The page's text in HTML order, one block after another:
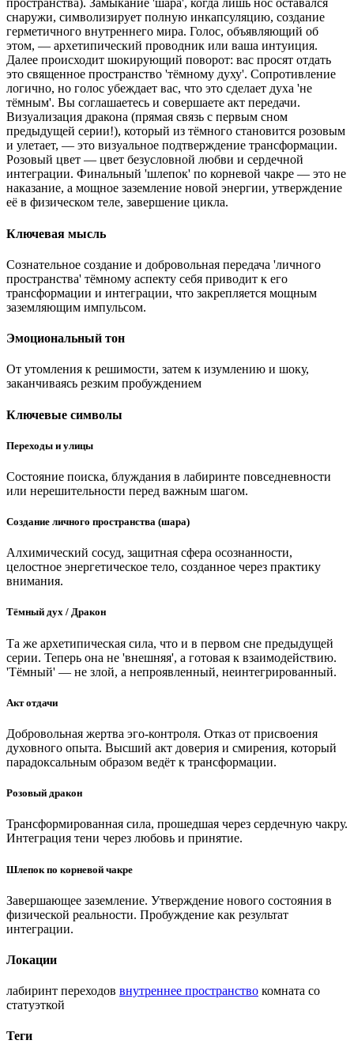
пространства). Замыкание 'шара', когда лишь нос оставался
снаружи, символизирует полную инкапсуляцию, создание
герметичного внутреннего мира. Голос, объявляющий об
этом, — архетипический проводник или ваша интуиция.
Далее происходит шокирующий поворот: вас просят отдать
это священное пространство 'тёмному духу'. Сопротивление
логично, но голос убеждает вас, что это сделает духа 'не
тёмным'. Вы соглашаетесь и совершаете акт передачи.
Визуализация дракона (прямая связь с первым сном
предыдущей серии!), который из тёмного становится розовым
и улетает, — это визуальное подтверждение трансформации.
Розовый цвет — цвет безусловной любви и сердечной
интеграции. Финальный 'шлепок' по корневой чакре — это не
наказание, а мощное заземление новой энергии, утверждение
её в физическом теле, завершение цикла.
Ключевая мысль
Сознательное создание и добровольная передача 'личного
пространства' тёмному аспекту себя приводит к его
трансформации и интеграции, что закрепляется мощным
заземляющим импульсом.
Эмоциональный тон
От утомления к решимости, затем к изумлению и шоку,
заканчиваясь резким пробуждением
Ключевые символы
Переходы и улицы
Состояние поиска, блуждания в лабиринте повседневности
или нерешительности перед важным шагом.
Создание личного пространства (шара)
Алхимический сосуд, защитная сфера осознанности,
целостное энергетическое тело, созданное через практику
внимания.
Тёмный дух / Дракон
Та же архетипическая сила, что и в первом сне предыдущей
серии. Теперь она не 'внешняя', а готовая к взаимодействию.
'Тёмный' — не злой, а непроявленный, неинтегрированный.
Акт отдачи
Добровольная жертва эго-контроля. Отказ от присвоения
духовного опыта. Высший акт доверия и смирения, который
парадоксальным образом ведёт к трансформации.
Розовый дракон
Трансформированная сила, прошедшая через сердечную чакру.
Интеграция тени через любовь и принятие.
Шлепок по корневой чакре
Завершающее заземление. Утверждение нового состояния в
физической реальности. Пробуждение как результат
интеграции.
Локации
лабиринт переходов внутреннее пространство комната со
статуэткой
Теги